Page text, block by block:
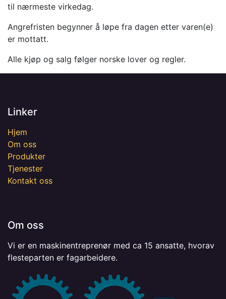
til nærmeste virkedag.
Angrefristen begynner å løpe fra dagen etter varen(e)
er mottatt.
Alle kjøp og salg følger norske lover og regler.
Linker
Hjem
Om oss
Produkter
Tjenester
Kontakt oss
Om oss
Vi er en maskinentreprenør med ca 15 ansatte, hvorav
flesteparten er fagarbeidere.